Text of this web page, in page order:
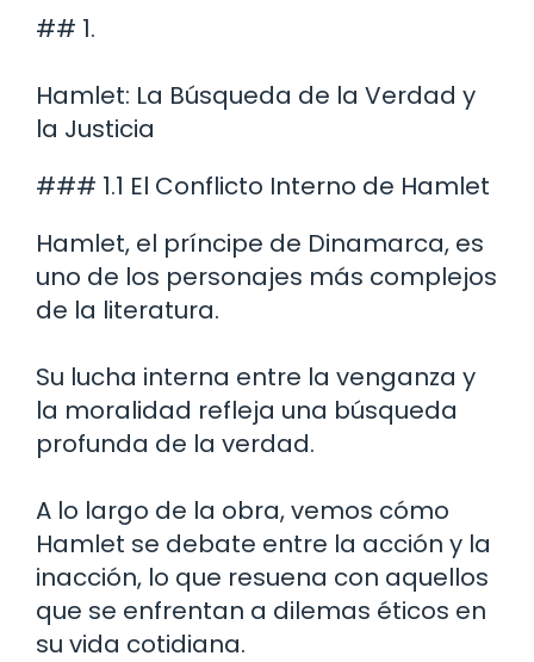
## 1.
Hamlet: La Búsqueda de la Verdad y
la Justicia
### 1.1 El Conflicto Interno de Hamlet
Hamlet, el príncipe de Dinamarca, es
uno de los personajes más complejos
de la literatura.
Su lucha interna entre la venganza y
la moralidad refleja una búsqueda
profunda de la verdad.
A lo largo de la obra, vemos cómo
Hamlet se debate entre la acción y la
inacción, lo que resuena con aquellos
que se enfrentan a dilemas éticos en
su vida cotidiana.